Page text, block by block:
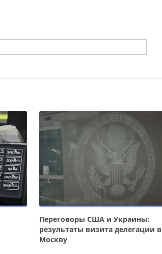
Переговоры США и Украины:
результаты визита делегации в
Москву